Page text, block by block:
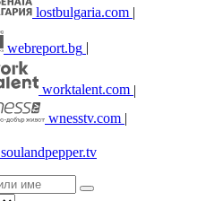
lostbulgaria.com |
webreport.bg
worktalent.com |
wnesstv.com |
soulandpepper.tv